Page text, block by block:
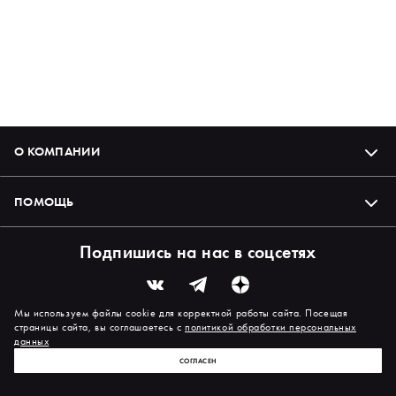
О КОМПАНИИ
ПОМОЩЬ
Подпишись на нас в соцсетях
Мы используем файлы cookie для корректной работы сайта. Посещая
страницы сайта, вы соглашаетесь сполитикой обработки персональных
данных
СОГЛАСЕН